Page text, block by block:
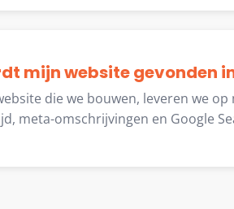
mijn website gevonden
die we bouwen, leveren we
meta-omschrijvingen en Google